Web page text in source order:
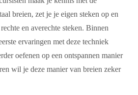
breien, zet je je eigen steken op en
en averechte steken. Binnen
ervaringen met deze techniek
oefenen op een ontspannen manier
wil je deze manier van breien zeker